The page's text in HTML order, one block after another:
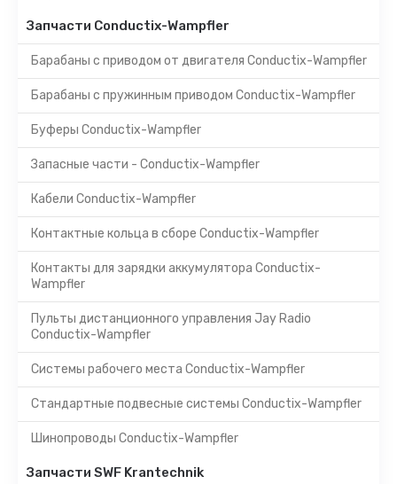
Запчасти Conductix-Wampfler
Барабаны с приводом от двигателя Conductix-Wampfler
Барабаны с пружинным приводом Conductix-Wampfler
Буферы Conductix-Wampfler
Запасные части - Conductix-Wampfler
Кабели Conductix-Wampfler
Контактные кольца в сборе Conductix-Wampfler
Контакты для зарядки аккумулятора Conductix-
Wampfler
Пульты дистанционного управления Jay Radio
Conductix-Wampfler
Системы рабочего места Conductix-Wampfler
Стандартные подвесные системы Conductix-Wampfler
Шинопроводы Conductix-Wampfler
Запчасти SWF Krantechnik